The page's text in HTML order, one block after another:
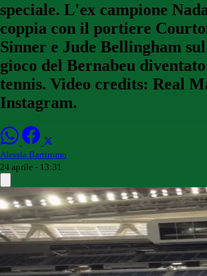
speciale. L'ex campione
coppia con il portiere
Sinner e Jude Bellingham
gioco del Bernabeu
tennis. Video credits: Real
Instagram.
Alessia Bartiromo
24 aprile - 13:31